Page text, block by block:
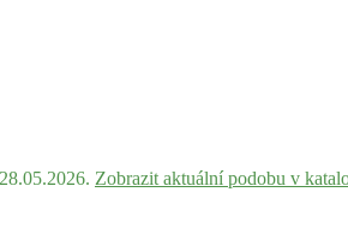
Zobrazit aktuální podobu v